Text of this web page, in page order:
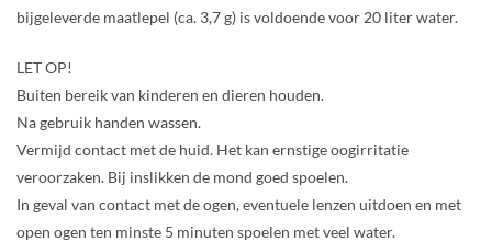
bijgeleverde maatlepel (ca. 3,7 g) is voldoende voor 20 liter water.
LET OP!
Buiten bereik van kinderen en dieren houden.
Na gebruik handen wassen.
Vermijd contact met de huid. Het kan ernstige oogirritatie
veroorzaken. Bij inslikken de mond goed spoelen.
In geval van contact met de ogen, eventuele lenzen uitdoen en met
open ogen ten minste 5 minuten spoelen met veel water.